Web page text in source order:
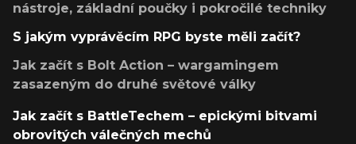
nástroje, základní poučky i pokročilé techniky
S jakým vyprávěcím RPG byste měli začít?
Jak začít s Bolt Action – wargamingem
zasazeným do druhé světové války
Jak začít s BattleTechem – epickými bitvami
obrovitých válečných mechů